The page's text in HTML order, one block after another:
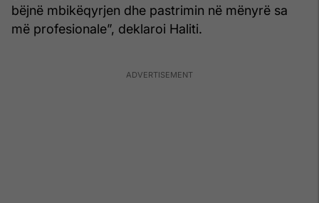
bëjnë mbikëqyrjen dhe pastrimin në mënyrë sa
më profesionale”, deklaroi Haliti.